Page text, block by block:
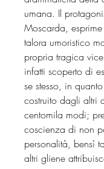
umana. Il
Moscarda,
talora umoristico
propria tragica
infatti scoperto di
se stesso, in
costruito dagli altri
centomila modi;
coscienza di non
personalità, bensì
altri gliene